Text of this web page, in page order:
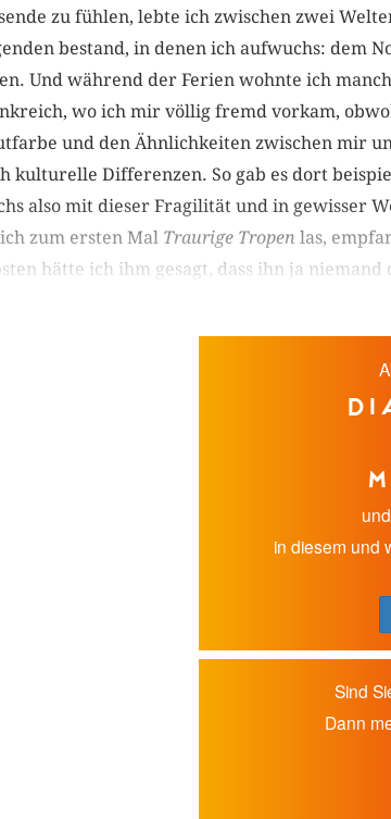
zu fühlen, lebte ich zwischen zwei
bestand, in denen ich aufwuchs: dem
Und während der Ferien wohnte ich
wo ich mir völlig fremd vorkam,
und den Ähnlichkeiten zwischen mir
kulturelle Differenzen. So gab es dort
also mit dieser Fragilität und in gewisser
zum ersten Mal Traurige Tropen las,
hätte ich ihm gesagt, dass ihn ja
in diesem und
Sind
Dann